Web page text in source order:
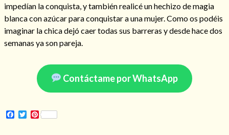
impedían la conquista, y también realicé un hechizo de magia
blanca con azúcar para conquistar a una mujer. Como os podéis
imaginar la chica dejó caer todas sus barreras y desde hace dos
semanas ya son pareja.
Contáctame por WhatsApp
Facebook
Twitter
Pinterest